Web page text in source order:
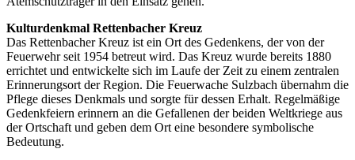
Kulturdenkmal Rettenbacher Kreuz
Das Rettenbacher Kreuz ist ein Ort des Gedenkens, der von der
Feuerwehr seit 1954 betreut wird. Das Kreuz wurde bereits 1880
errichtet und entwickelte sich im Laufe der Zeit zu einem zentralen
Erinnerungsort der Region. Die Feuerwache Sulzbach übernahm die
Pflege dieses Denkmals und sorgte für dessen Erhalt. Regelmäßige
Gedenkfeiern erinnern an die Gefallenen der beiden Weltkriege aus
der Ortschaft und geben dem Ort eine besondere symbolische
Bedeutung.